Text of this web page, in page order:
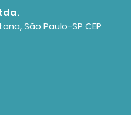
São Paulo-SP CEP